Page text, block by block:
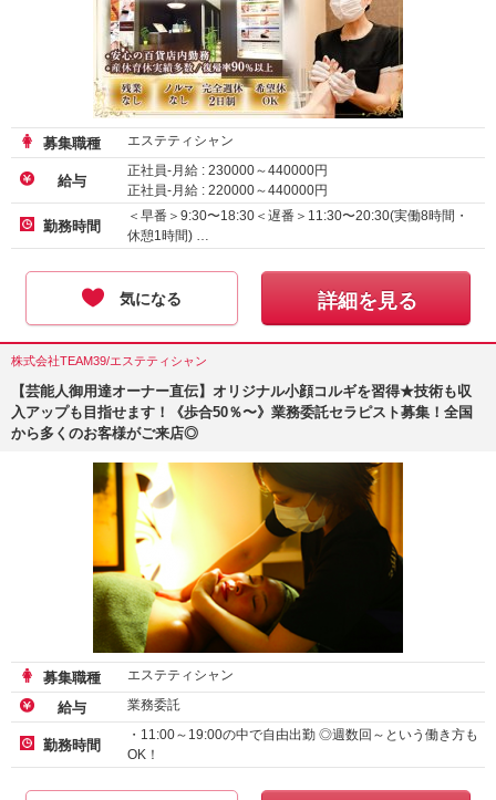
募集職種 エステティシャン
給与
正社員-月給 : 230000～440000円
正社員-月給 : 220000～440000円
正社員-月給 :210000 ～ 440000 円
勤務時間
＜早番＞9:30〜18:30＜遅番＞11:30〜20:30(実働8時間・
休憩1時間) …
気になる 詳細を見る
株式会社TEAM39/エステティシャン
【芸能人御用達オーナー直伝】オリジナル小顔コルギを習得★技術も収
入アップも目指せます！《歩合50％〜》業務委託セラピスト募集！全国
から多くのお客様がご来店◎
募集職種 エステティシャン
給与 業務委託
勤務時間
・11:00～19:00の中で自由出勤 ◎週数回～という働き方も
OK！